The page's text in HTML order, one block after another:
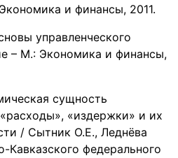
и финансы, 2011.
управленческого
– М.: Экономика и финансы,
сущность
«издержки» и их
/ Сытник О.Е., Леднёва
федерального